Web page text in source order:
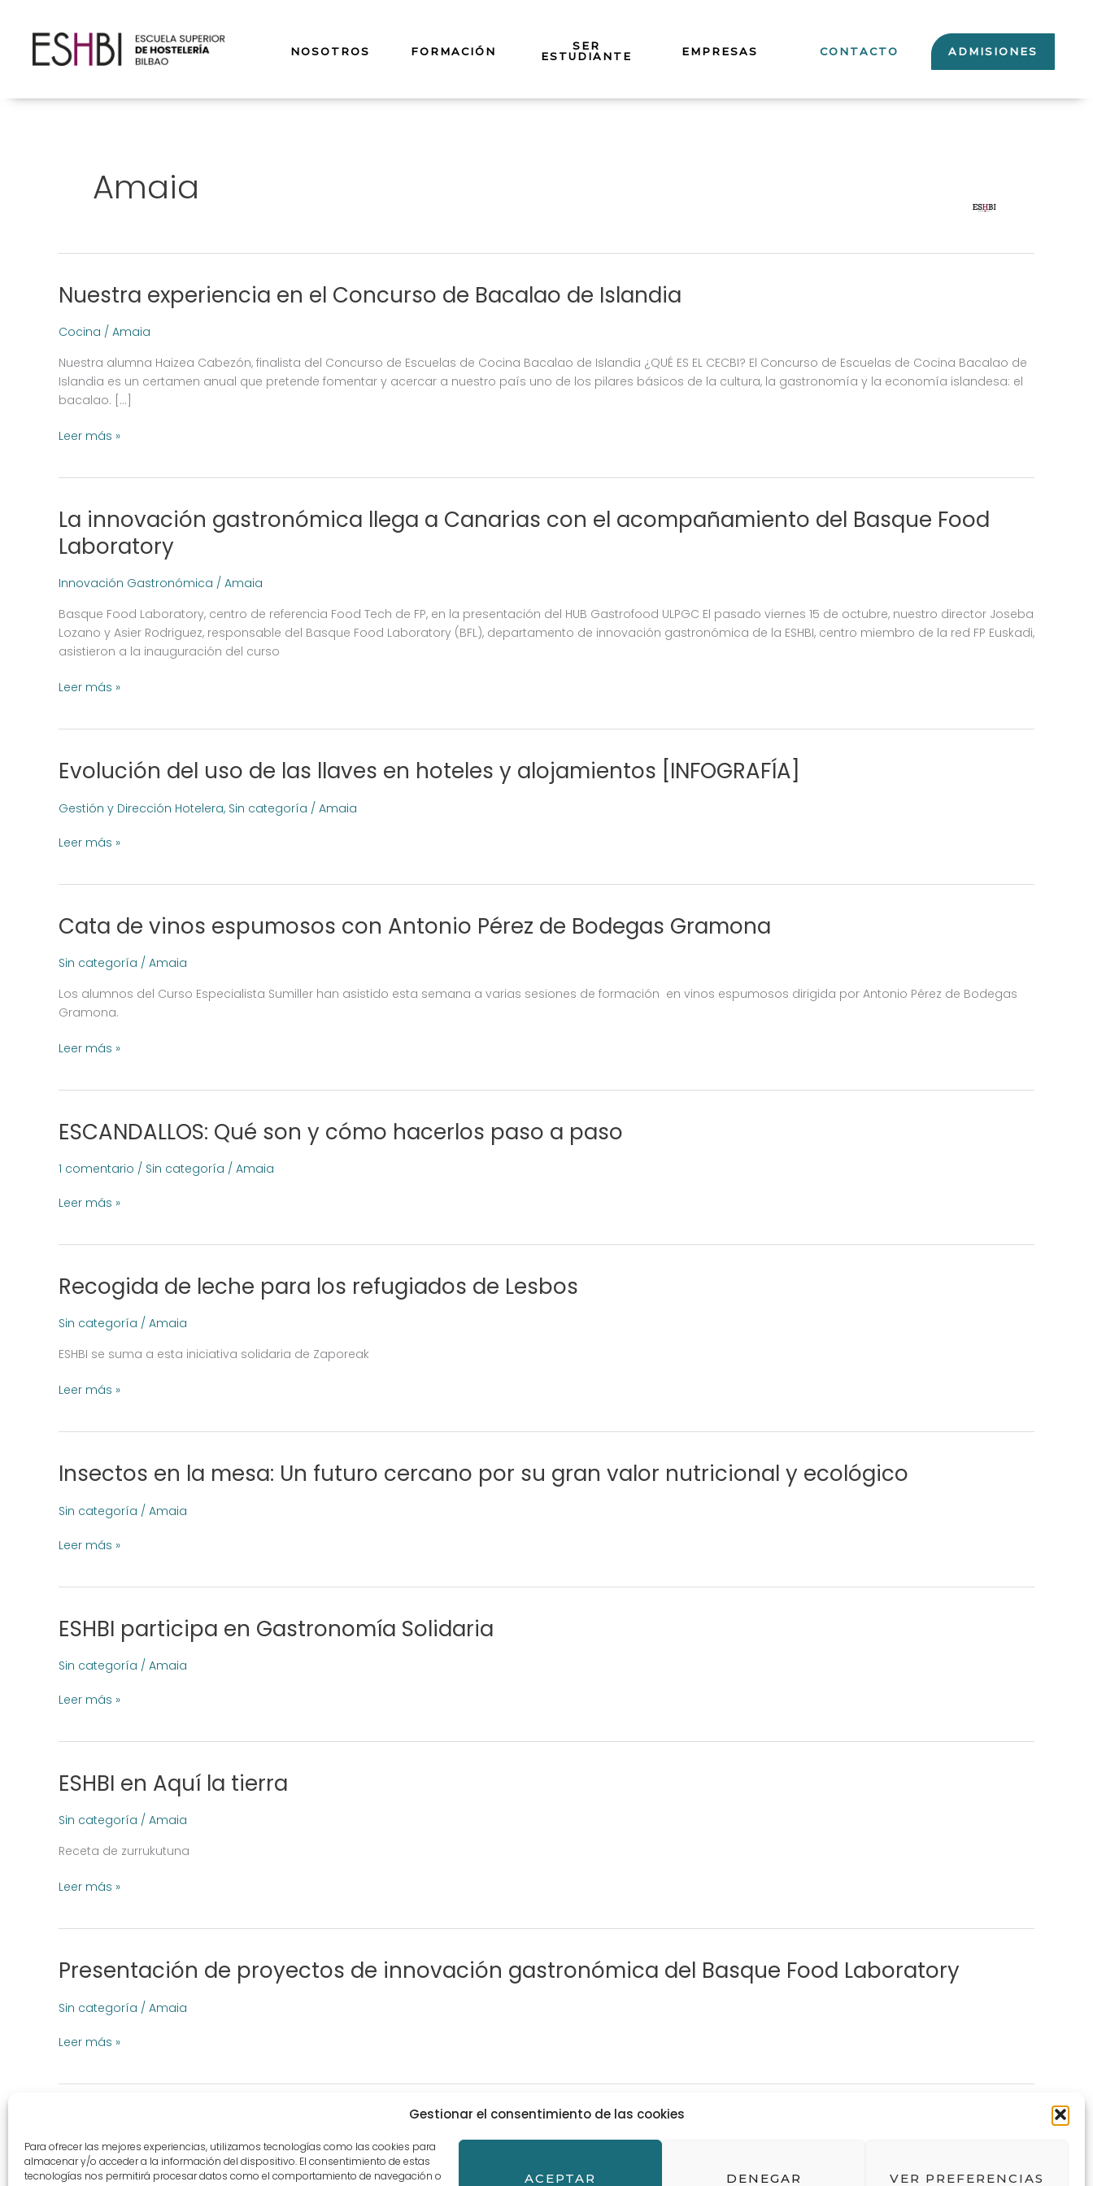
Gestionar el consentimiento de las cookies
Para ofrecer las mejores experiencias, utilizamos tecnologías como las cookies para
almacenar y/o acceder a la información del dispositivo. El consentimiento de estas
tecnologías nos permitirá procesar datos como el comportamiento de navegación o
ACEPTAR DENEGAR VER PREFERENCIAS
contenido
NOSOTROS FORMACIÓN
SER
ESTUDIANTE
EMPRESAS CONTACTO ADMISIONES
Amaia
Nuestra experiencia en el Concurso de Bacalao de Islandia
Cocina / Amaia
Nuestra alumna Haizea Cabezón, finalista del Concurso de Escuelas de Cocina Bacalao de Islandia ¿QUÉ ES EL CECBI? El Concurso de Escuelas de Cocina Bacalao de
Islandia es un certamen anual que pretende fomentar y acercar a nuestro país uno de los pilares básicos de la cultura, la gastronomía y la economía islandesa: el
bacalao. […]
Nuestra
en
Concurso
de
Bacalao
Islandia
Leer más »
La innovación gastronómica llega a Canarias con el acompañamiento del Basque Food
Laboratory
Innovación Gastronómica / Amaia
Basque Food Laboratory, centro de referencia Food Tech de FP, en la presentación del HUB Gastrofood ULPGC El pasado viernes 15 de octubre, nuestro director Joseba
Lozano y Asier Rodriguez, responsable del Basque Food Laboratory (BFL), departamento de innovación gastronómica de la ESHBI, centro miembro de la red FP Euskadi,
asistieron a la inauguración del curso
La
innovación
gastronómica
a
Canarias
con
el
del
Leer más »
Evolución del uso de las llaves en hoteles y alojamientos [INFOGRAFÍA]
Gestión y Dirección Hotelera, Sin categoría / Amaia
Evolución
uso
las
y
alojamientos
Leer más »
Cata de vinos espumosos con Antonio Pérez de Bodegas Gramona
Sin categoría / Amaia
Los alumnos del Curso Especialista Sumiller han asistido esta semana a varias sesiones de formación en vinos espumosos dirigida por Antonio Pérez de Bodegas
Gramona.
Cata
vinos
con
Antonio
de
Gramona
Leer más »
ESCANDALLOS: Qué son y cómo hacerlos paso a paso
1 comentario / Sin categoría / Amaia
ESCANDALLOS:
son
cómo
paso
Leer más »
Recogida de leche para los refugiados de Lesbos
Sin categoría / Amaia
ESHBI se suma a esta iniciativa solidaria de Zaporeak
Recogida
leche
los
de
Leer más »
Insectos en la mesa: Un futuro cercano por su gran valor nutricional y ecológico
Sin categoría / Amaia
Insectos
la
Un
su
gran
nutricional
y
Leer más »
ESHBI participa en Gastronomía Solidaria
Sin categoría / Amaia
ESHBI
en
Solidaria
Leer más »
ESHBI en Aquí la tierra
Sin categoría / Amaia
Receta de zurrukutuna
ESHBI
Aquí
tierra
Leer más »
Presentación de proyectos de innovación gastronómica del Basque Food Laboratory
Sin categoría / Amaia
Presentación
proyectos
innovación
Leer más »
1 2 … 48